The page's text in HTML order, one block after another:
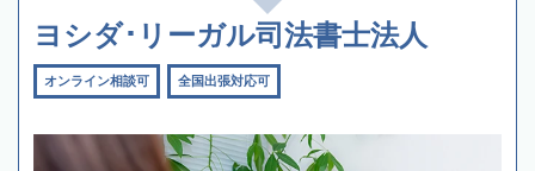
ヨシダ･リーガル司法書士法人
オンライン相談可 全国出張対応可